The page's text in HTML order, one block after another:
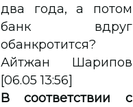
два года, а потом
банк вдруг
обанкротится?
Айтжан Шарипов
[06.05 13:56]
В соответствии с